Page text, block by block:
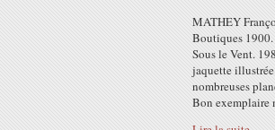
MATHEY
Boutiques
Sous le Vent.
jaquette
nombreuses
Bon exemplaire